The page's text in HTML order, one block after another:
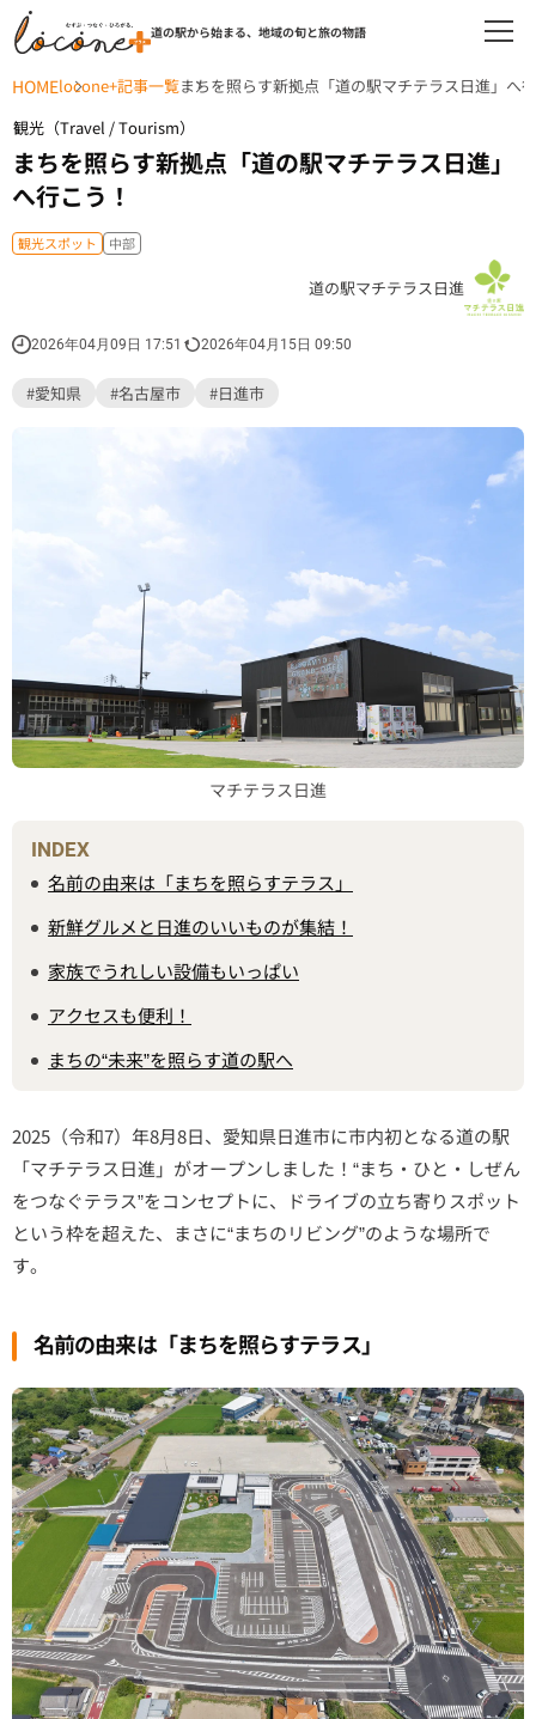
道の駅から始まる、地域の旬と旅の物語
HOMElocone+記事一覧まちを照らす新拠点「道の駅マチテラス日進」へ
観光（Travel / Tourism）
まちを照らす新拠点「道の駅マチテラス日進」
へ行こう！
観光スポット 中部
道の駅マチテラス日進
2026年04月09日 17:51 2026年04月15日 09:50
#愛知県 #名古屋市 #日進市
マチテラス日進
INDEX
名前の由来は「まちを照らすテラス」
新鮮グルメと日進のいいものが集結！
家族でうれしい設備もいっぱい
アクセスも便利！
まちの“未来”を照らす道の駅へ
2025（令和7）年8月8日、愛知県日進市に市内初となる道の駅
「マチテラス日進」がオープンしました！“まち・ひと・しぜん
をつなぐテラス”をコンセプトに、ドライブの立ち寄りスポット
という枠を超えた、まさに“まちのリビング”のような場所で
す。
名前の由来は「まちを照らすテラス」